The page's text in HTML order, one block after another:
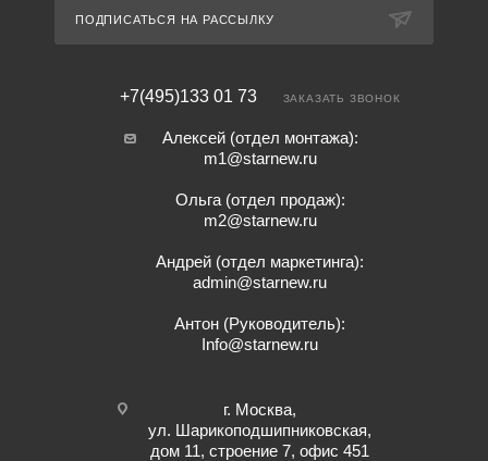
ПОДПИСАТЬСЯ НА РАССЫЛКУ
+7(495)133 01 73 ЗАКАЗАТЬ ЗВОНОК
Алексей (отдел монтажа):
m1@starnew.ru
Ольга (отдел продаж):
m2@starnew.ru
Андрей (отдел маркетинга):
admin@starnew.ru
Антон (Руководитель):
Info@starnew.ru
г. Москва,
ул. Шарикоподшипниковская,
дом 11, строение 7, офис 451